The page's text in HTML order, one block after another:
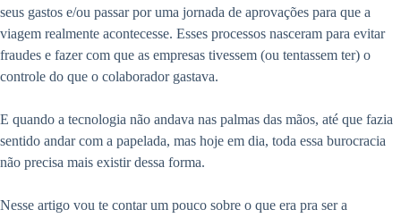
seus gastos e/ou passar por uma jornada de aprovações para que a
viagem realmente acontecesse. Esses processos nasceram para evitar
fraudes e fazer com que as empresas tivessem (ou tentassem ter) o
controle do que o colaborador gastava.
E quando a tecnologia não andava nas palmas das mãos, até que fazia
sentido andar com a papelada, mas hoje em dia, toda essa burocracia
não precisa mais existir dessa forma.
Nesse artigo vou te contar um pouco sobre o que era pra ser a